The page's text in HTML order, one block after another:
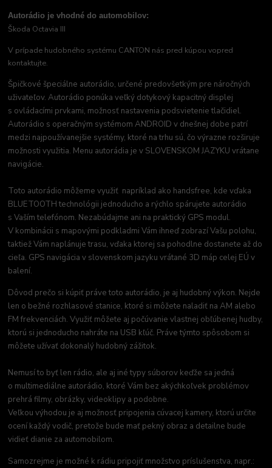
Autorádio je vhodné do automobilov:
Škoda Octavia III
V prípade hudobného systému CANTON nás pred kúpou vopred
kontaktujte.
Špičkové špeciálne autorádio, určené predovšetkým pre náročných
uživateľov. Autorádio ponúka veľký dotykový kapacitný displej
s ovládacími prvkami, možnosť nastavenia podsvietenie tlačidiel.
Autorádio s operačným systémom ANDROID v dnešnej dobe patrí
medzi najpoužívanejšie systémy, ktoré na trhu sú, čo výrazne rozširuje
možnosti využitia. Menu autorádia je v SLOVENSKOM JAZYKU vrátane
navigácie.
Toto autorádio môžeme využiť napríklad ako handsfree, kde vďaka
BLUETOOTH technológii jednoducho a rýchlo spárujete autorádio
s Vaším telefónom. Nezabúdajme ani na praktický GPS modul.
V kombinácii s mapovými podkladmi Vám ihneď zobrazí Vašu polohu,
taktiež Vám naplánuje trasu, vďaka ktorej sa pohodlne dostanete až do
cieľa. GPS navigácia v slovenskom jazyku vrátané 3D máp celej EÚ v
balení.
Dôvod prečo si kúpiť práve toto autorádio, je aj hudobný výkon. Nejde
len o bežné rozhlasové stanice, ktoré si môžete naladiť na AM alebo
FM frekvenciách. Využiť môžete aj počúvanie vlastnej obľúbenej hudby,
ktorú si jednoducho nahráte na USB kľúč. Práve týmto spôsobom si
môžete užívať dokonalý hudobný zážitok.
Nemusí to byť len rádio, ale aj iné typy súborov keďže sa jedná
o multimediálne autorádio, ktoré Vám bez akýchkoľvek problémov
prehrá filmy, obrázky, videoklipy a podobne.
Veľkou výhodou je aj možnosť pripojenia cúvacej kamery, ktorú určite
ocení každý vodič, pretože bude mať pekný obraz a detailne bude
vidieť dianie za automobilom.
Samozrejme je možné k rádiu pripojiť množstvo príslušenstva, napr.: